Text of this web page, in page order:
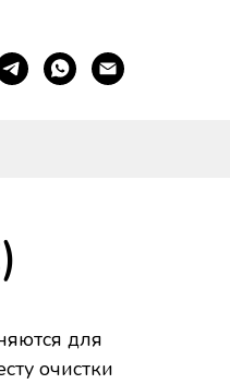
для
очистки